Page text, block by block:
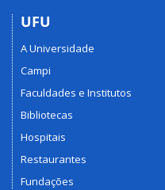
UFU
A Universidade
Campi
Faculdades e Institutos
Bibliotecas
Hospitais
Restaurantes
Fundações